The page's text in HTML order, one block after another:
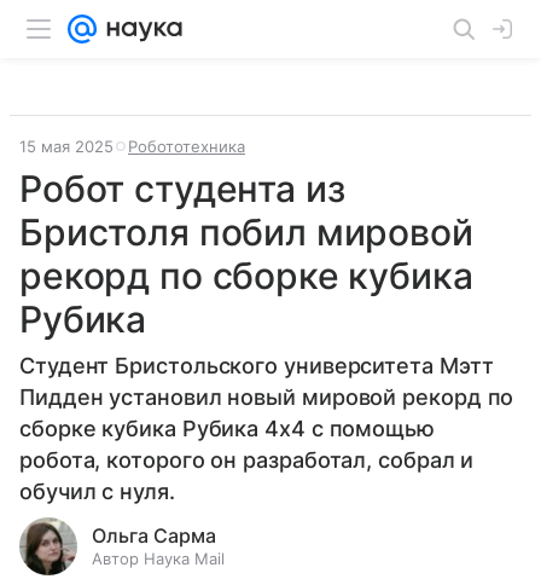
15 мая 2025 Робототехника
Робот студента из
Бристоля побил мировой
рекорд по сборке кубика
Рубика
Студент Бристольского университета Мэтт
Пидден установил новый мировой рекорд по
сборке кубика Рубика 4x4 с помощью
робота, которого он разработал, собрал и
обучил с нуля.
Ольга Сарма
Автор Наука Mail